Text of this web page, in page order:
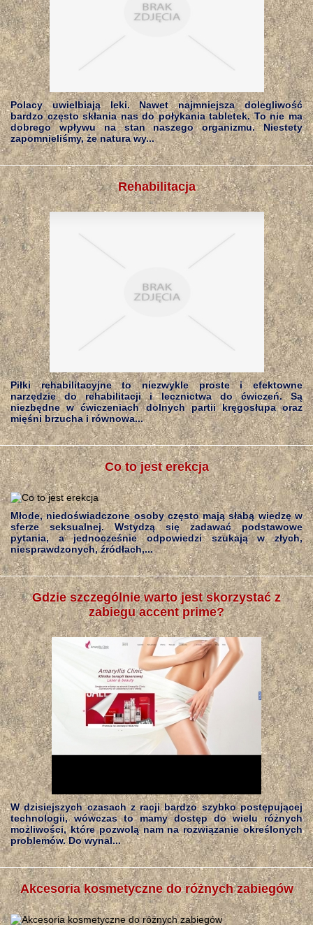
Polacy uwielbiają leki. Nawet najmniejsza dolegliwość
bardzo często skłania nas do połykania tabletek. To nie ma
dobrego wpływu na stan naszego organizmu. Niestety
zapomnieliśmy, że natura wy...
Rehabilitacja
Piłki rehabilitacyjne to niezwykle proste i efektowne
narzędzie do rehabilitacji i lecznictwa do ćwiczeń. Są
niezbędne w ćwiczeniach dolnych partii kręgosłupa oraz
mięśni brzucha i równowa...
Co to jest erekcja
Młode, niedoświadczone osoby często mają słabą wiedzę w
sferze seksualnej. Wstydzą się zadawać podstawowe
pytania, a jednocześnie odpowiedzi szukają w złych,
niesprawdzonych, źródłach,...
Gdzie szczególnie warto jest skorzystać z
zabiegu accent prime?
W dzisiejszych czasach z racji bardzo szybko postępującej
technologii, wówczas to mamy dostęp do wielu różnych
możliwości, które pozwolą nam na rozwiązanie określonych
problemów. Do wynal...
Akcesoria kosmetyczne do różnych zabiegów